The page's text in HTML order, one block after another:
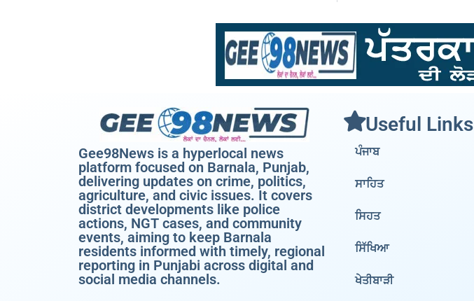
Gee98News is a hyperlocal news
platform focused on Barnala, Punjab,
delivering updates on crime, politics,
agriculture, and civic issues. It covers
district developments like police
actions, NGT cases, and community
events, aiming to keep Barnala
residents informed with timely, regional
reporting in Punjabi across digital and
social media channels.
Useful Links
ਪੰਜਾਬ
ਸਾਹਿਤ
ਸਿਹਤ
ਸਿੱਖਿਆ
ਖੇਤੀਬਾੜੀ